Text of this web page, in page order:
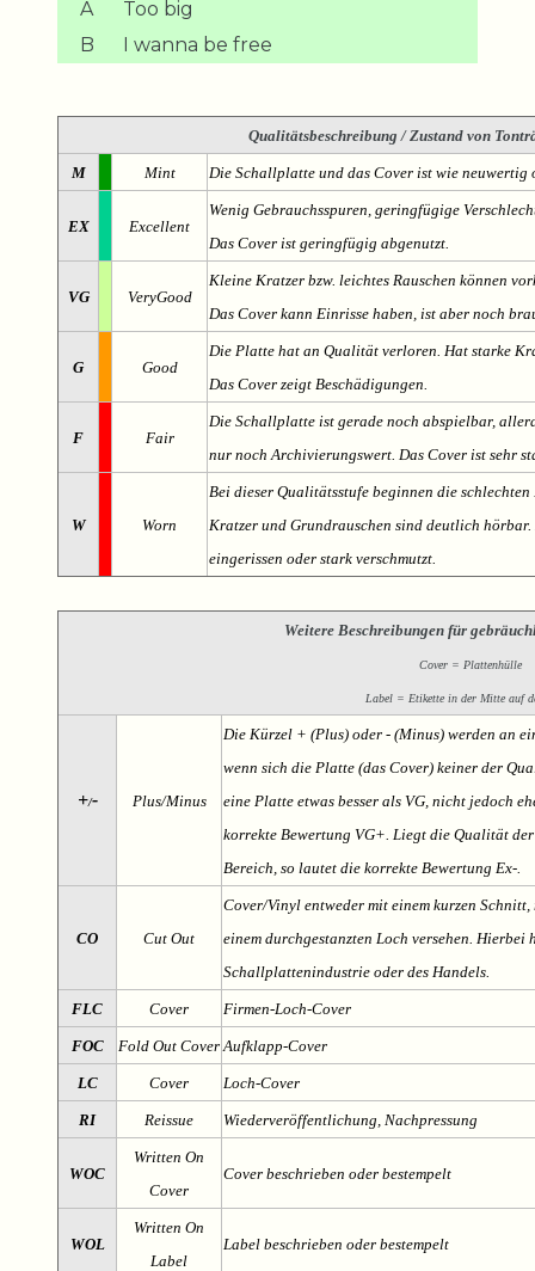
A
Too big
B
I wanna be free
Qualitätsbeschreibung / Zustand von
M Mint Die Schallplatte und das Cover ist wie
EX Excellent
Wenig Gebrauchsspuren, geringfügige
Das Cover ist geringfügig abgenutzt.
VG VeryGood
Kleine Kratzer bzw. leichtes Rauschen können
Das Cover kann Einrisse haben, ist aber noch
G Good
Die Platte hat an Qualität verloren. Hat starke
Das Cover zeigt Beschädigungen.
F Fair
Die Schallplatte ist gerade noch abspielbar,
nur noch Archivierungswert. Das Cover ist sehr
W Worn
Bei dieser Qualitätsstufe beginnen die
Kratzer und Grundrauschen sind deutlich
eingerissen oder stark verschmutzt.
Weitere Beschreibungen für
Cover = Plattenhülle
Label = Etikette in der Mitte auf
+/- Plus/Minus
Die Kürzel + (Plus) oder - (Minus) werden an
wenn sich die Platte (das Cover) keiner der
eine Platte etwas besser als VG, nicht jedoch
korrekte Bewertung VG+. Liegt die Qualität
Bereich, so lautet die korrekte Bewertung Ex-.
CO Cut Out
Cover/Vinyl entweder mit einem kurzen
einem durchgestanzten Loch versehen. Hierbei
Schallplattenindustrie oder des Handels.
FLC Cover Firmen-Loch-Cover
FOC Fold Out Cover Aufklapp-Cover
LC Cover Loch-Cover
RI Reissue Wiederveröffentlichung, Nachpressung
WOC
Written On
Cover
Cover beschrieben oder bestempelt
WOL
Written On
Label
Label beschrieben oder bestempelt